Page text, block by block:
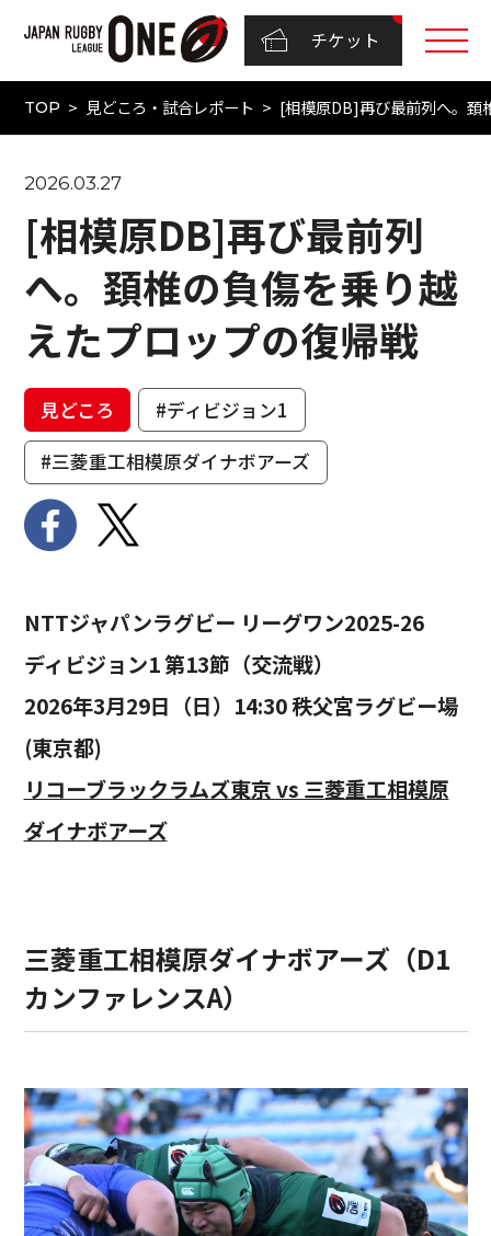
チケット
TOP 見どころ・試合レポート [相模原DB]再び最前列へ。頚
2026.03.27
[相模原DB]再び最前列
へ。頚椎の負傷を乗り越
えたプロップの復帰戦
見どころ
#ディビジョン1
#三菱重工相模原ダイナボアーズ
NTTジャパンラグビー リーグワン2025-26
ディビジョン1 第13節（交流戦）
2026年3月29日（日）14:30 秩父宮ラグビー場
(東京都)
リコーブラックラムズ東京 vs 三菱重工相模原
ダイナボアーズ
三菱重工相模原ダイナボアーズ（D1
カンファレンスA）